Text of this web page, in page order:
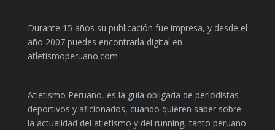
Durante 15 años su publicación fue impresa, y desde el
año 2007 puedes encontrarla digital en
atletismoperuano.com
Atletismo Peruano, es la guía obligada de periodistas
deportivos y aficionados, cuando quieren saber sobre
la actualidad del atletismo y del running, tanto peruano